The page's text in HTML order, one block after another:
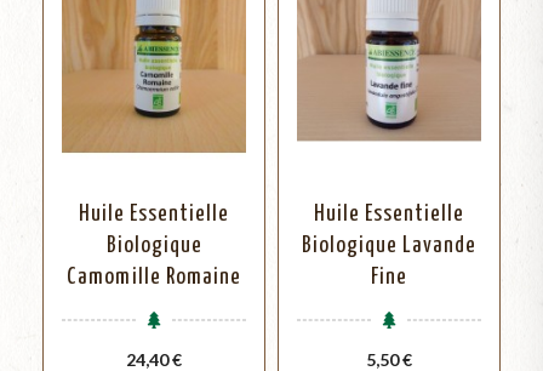
Huile Essentielle
Biologique
Camomille Romaine
Prix
24,40 €
Huile Essentielle
Biologique Lavande
Fine
Prix
5,50 €